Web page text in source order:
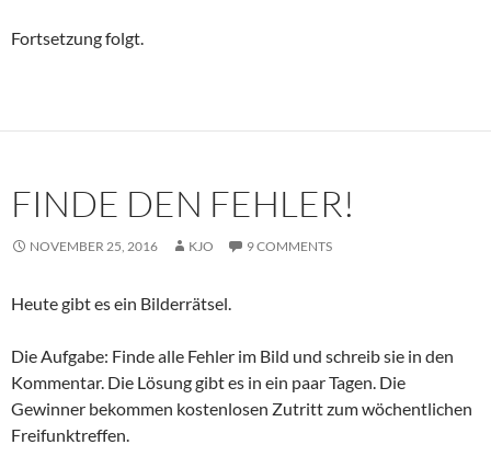
Fortsetzung folgt.
FINDE DEN FEHLER!
NOVEMBER 25, 2016 KJO 9 COMMENTS
Heute gibt es ein Bilderrätsel.
Die Aufgabe: Finde alle Fehler im Bild und schreib sie in den
Kommentar. Die Lösung gibt es in ein paar Tagen. Die
Gewinner bekommen kostenlosen Zutritt zum wöchentlichen
Freifunktreffen.